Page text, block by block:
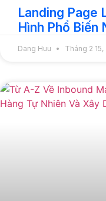
Landing Page
Hình Phổ Biến
Dang Huu Tháng 2 15,